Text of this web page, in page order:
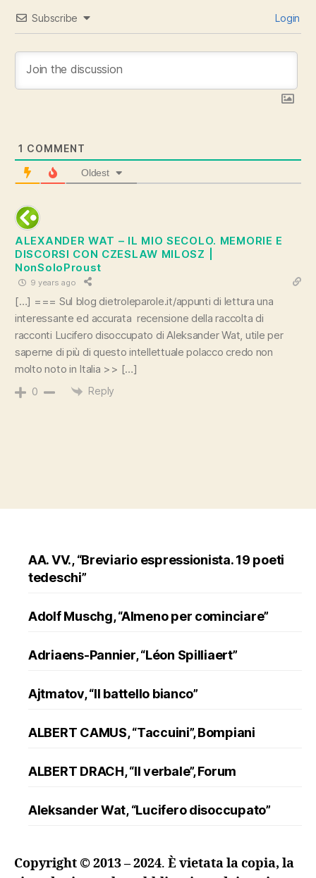
Subscribe Login
1 COMMENT
Oldest
ALEXANDER WAT – IL MIO SECOLO. MEMORIE E
DISCORSI CON CZESLAW MILOSZ |
NonSoloProust
9 years ago
[…] === Sul blog dietroleparole.it/appunti di lettura una
interessante ed accurata recensione della raccolta di
racconti Lucifero disoccupato di Aleksander Wat, utile per
saperne di più di questo intellettuale polacco credo non
molto noto in Italia >> […]
0 Reply
AA. VV., “Breviario espressionista. 19 poeti
tedeschi”
Adolf Muschg, “Almeno per cominciare”
Adriaens-Pannier, “Léon Spilliaert”
Ajtmatov, “Il battello bianco”
ALBERT CAMUS, “Taccuini”, Bompiani
ALBERT DRACH, “Il verbale”, Forum
Aleksander Wat, “Lucifero disoccupato”
ranuncolo”, Oscar Mondadori
Copyright © 2013 – 2024. È vietata la copia, la